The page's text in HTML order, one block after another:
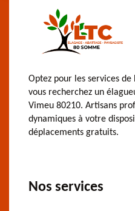
Optez pour les services de
vous recherchez un
Vimeu 80210. Artisans
dynamiques à votre
déplacements gratuits.
Nos services